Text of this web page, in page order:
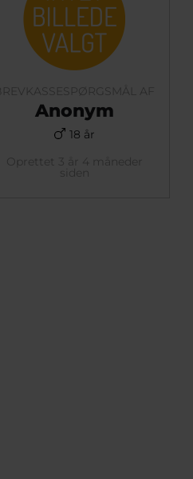
BREVKASSESPØRGSMÅL AF
Anonym
18 år
Oprettet 3 år 4 måneder
siden